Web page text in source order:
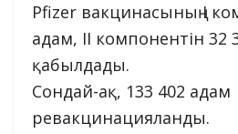
Pfizer вакцинасының I
адам, II компонентін 32
қабылдады.
Сондай-ақ, 133 402 адам
ревакцинацияланды.